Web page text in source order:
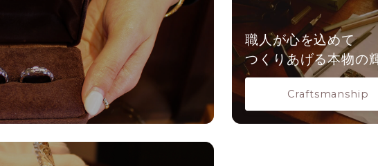
職人が心を込めて
つくりあげる本物の
Craftsmanship